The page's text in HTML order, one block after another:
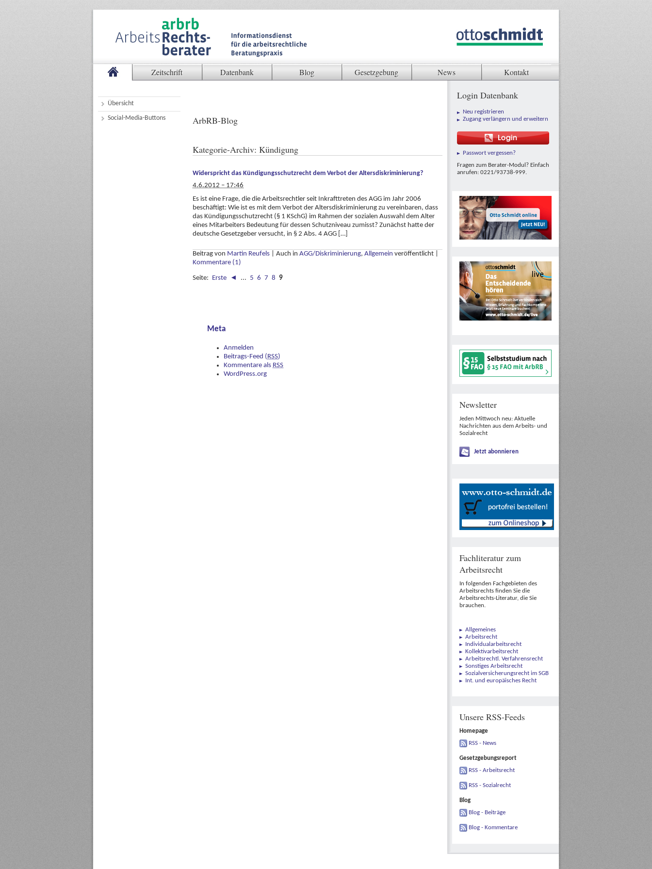
Zeitschrift Datenbank Blog Gesetzgebung News Kontakt
Übersicht
Social-Media-Buttons
ArbRB-Blog
Kategorie-Archiv: Kündigung
Widerspricht das Kündigungsschutzrecht dem Verbot der Altersdiskriminierung?
4.6.2012 – 17:46
Es ist eine Frage, die die Arbeitsrechtler seit Inkrafttreten des AGG im Jahr 2006
beschäftigt: Wie ist es mit dem Verbot der Altersdiskriminierung zu vereinbaren, dass
das Kündigungsschutzrecht (§ 1 KSchG) im Rahmen der sozialen Auswahl dem Alter
eines Mitarbeiters Bedeutung für dessen Schutzniveau zumisst? Zunächst hatte der
deutsche Gesetzgeber versucht, in § 2 Abs. 4 AGG […]
Beitrag von Martin Reufels Auch in AGG/Diskriminierung, Allgemein veröffentlicht
Kommentare (1)
Seite: Erste ◄ ... 5 6 7 8 9
Meta
Anmelden
Beitrags-Feed ( RSS)
Kommentare als RSS
WordPress.org
Login Datenbank
Neu registrieren
Zugang verlängern und erweitern
Passwort vergessen?
Fragen zum Berater-Modul? Einfach
anrufen: 0221/93738-999.
Newsletter
Jeden Mittwoch neu: Aktuelle
Nachrichten aus dem Arbeits- und
Sozialrecht
Jetzt abonnieren
Fachliteratur zum
Arbeitsrecht
In folgenden Fachgebieten des
Arbeitsrechts finden Sie die
Arbeitsrechts-Literatur, die Sie
brauchen.
Allgemeines
Arbeitsrecht
Individualarbeitsrecht
Kollektivarbeitsrecht
Arbeitsrechtl. Verfahrensrecht
Sonstiges Arbeitsrecht
Sozialversicherungsrecht im SGB
Int. und europäisches Recht
Unsere RSS-Feeds
Homepage
RSS - News
Gesetzgebungsreport
RSS - Arbeitsrecht
RSS - Sozialrecht
Blog
Blog - Beiträge
Blog - Kommentare